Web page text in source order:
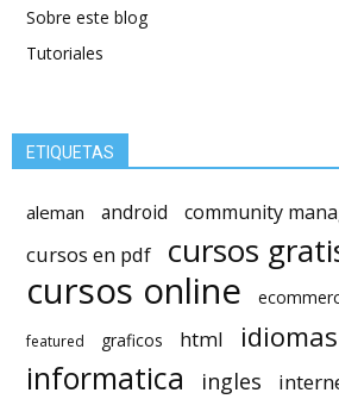
Sobre este blog
Tutoriales
ETIQUETAS
aleman android community
cursos en pdf cursos
cursos online
featured graficos html idiomas
informatica ingles